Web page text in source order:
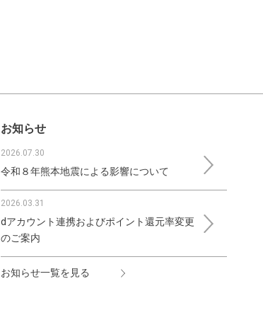
お知らせ
2026.07.30
令和８年熊本地震による影響について
2026.03.31
dアカウント連携およびポイント還元率変更
のご案内
お知らせ一覧を見る